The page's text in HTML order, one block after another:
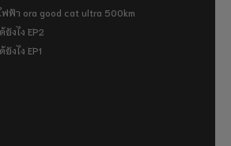
ฟฟ้า ora good cat ultra 500km
งไง EP2
งไง EP1